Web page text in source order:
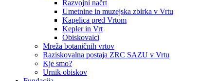
Razvojni načrt
Umetnine in muzejska zbirka v Vrtu
Kapelica pred Vrtom
Kepler in Vrt
Obiskovalci
Mreža botaničnih vrtov
Raziskovalna postaja ZRC SAZU v Vrtu
Kje smo?
Urnik obiskov